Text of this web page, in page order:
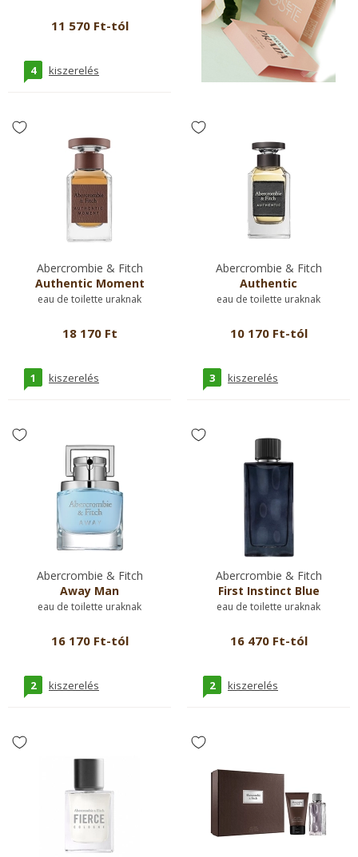
11 570 Ft-tól
4 kiszerelés
Abercrombie & Fitch
Authentic Moment
eau de toilette uraknak
18 170 Ft
1 kiszerelés
Abercrombie & Fitch
Authentic
eau de toilette uraknak
10 170 Ft-tól
3 kiszerelés
Abercrombie & Fitch
Away Man
eau de toilette uraknak
16 170 Ft-tól
2 kiszerelés
Abercrombie & Fitch
First Instinct Blue
eau de toilette uraknak
16 470 Ft-tól
2 kiszerelés